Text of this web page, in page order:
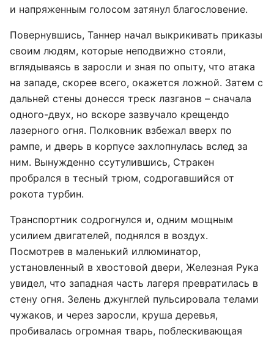
и напряженным голосом затянул благословение.
Повернувшись, Таннер начал выкрикивать приказы
своим людям, которые неподвижно стояли,
вглядываясь в заросли и зная по опыту, что атака
на западе, скорее всего, окажется ложной. Затем с
дальней стены донесся треск лазганов – сначала
одного-двух, но вскоре зазвучало крещендо
лазерного огня. Полковник взбежал вверх по
рампе, и дверь в корпусе захлопнулась вслед за
ним. Вынужденно ссутулившись, Стракен
пробрался в тесный трюм, содрогавшийся от
рокота турбин.
Транспортник содрогнулся и, одним мощным
усилием двигателей, поднялся в воздух.
Посмотрев в маленький иллюминатор,
установленный в хвостовой двери, Железная Рука
увидел, что западная часть лагеря превратилась в
стену огня. Зелень джунглей пульсировала телами
чужаков, и через заросли, круша деревья,
пробивалась огромная тварь, поблескивающая